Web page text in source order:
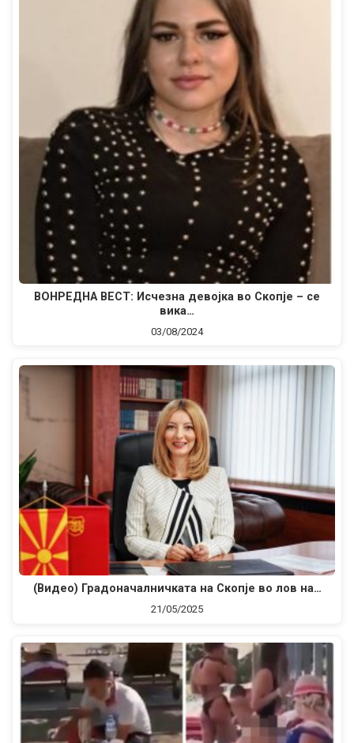
ВОНРЕДНА ВЕСТ: Исчезна девојка во Скопје – се
вика…
03/08/2024
(Видео) Градоначалничката на Скопје во лов на…
21/05/2025